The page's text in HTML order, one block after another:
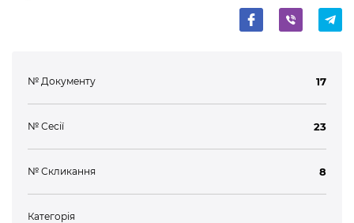
№ Документу 17
№ Сесії 23
№ Скликання 8
Категорія